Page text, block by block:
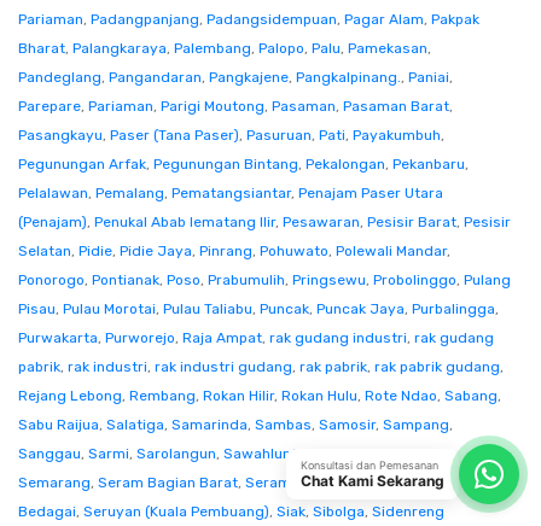
Pariaman, Padangpanjang, Padangsidempuan, Pagar Alam, Pakpak
Bharat, Palangkaraya, Palembang, Palopo, Palu, Pamekasan,
Pandeglang, Pangandaran, Pangkajene, Pangkalpinang., Paniai,
Parepare, Pariaman, Parigi Moutong, Pasaman, Pasaman Barat,
Pasangkayu, Paser (Tana Paser), Pasuruan, Pati, Payakumbuh,
Pegunungan Arfak, Pegunungan Bintang, Pekalongan, Pekanbaru,
Pelalawan, Pemalang, Pematangsiantar, Penajam Paser Utara
(Penajam), Penukal Abab lematang Ilir, Pesawaran, Pesisir Barat, Pesisir
Selatan, Pidie, Pidie Jaya, Pinrang, Pohuwato, Polewali Mandar,
Ponorogo, Pontianak, Poso, Prabumulih, Pringsewu, Probolinggo, Pulang
Pisau, Pulau Morotai, Pulau Taliabu, Puncak, Puncak Jaya, Purbalingga,
Purwakarta, Purworejo, Raja Ampat, rak gudang industri, rak gudang
pabrik, rak industri, rak industri gudang, rak pabrik, rak pabrik gudang,
Rejang Lebong, Rembang, Rokan Hilir, Rokan Hulu, Rote Ndao, Sabang,
Sabu Raijua, Salatiga, Samarinda, Sambas, Samosir, Sampang,
Sanggau, Sarmi, Sarolangun, Sawahlunto
Semarang, Seram Bagian Barat, Seram Bagian Timur,Serang Serdang
Bedagai, Seruyan (Kuala Pembuang), Siak, Sibolga, Sidenreng
Konsultasi dan Pemesanan
Chat Kami Sekarang